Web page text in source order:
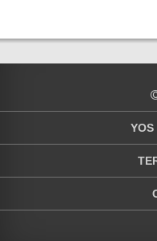
YOS